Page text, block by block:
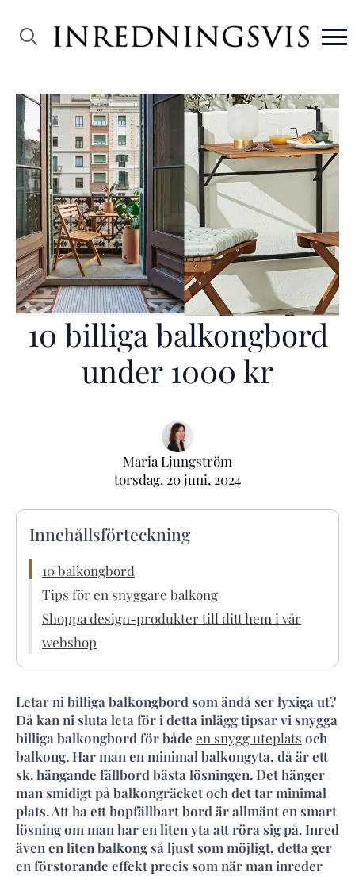
10 billiga balkongbord
under 1000 kr
Maria Ljungström
torsdag, 20 juni, 2024
Innehållsförteckning
10 balkongbord
Tips för en snyggare balkong
Shoppa design-produkter till ditt hem i vår
webshop
Letar ni billiga balkongbord som ändå ser lyxiga ut?
Då kan ni sluta leta för i detta inlägg tipsar vi snygga
billiga balkongbord för både en snygg uteplats och
balkong. Har man en minimal balkongyta, då är ett
sk. hängande fällbord bästa lösningen. Det hänger
man smidigt på balkongräcket och det tar minimal
plats. Att ha ett hopfällbart bord är allmänt en smart
lösning om man har en liten yta att röra sig på. Inred
även en liten balkong så ljust som möjligt, detta ger
en förstorande effekt precis som när man inreder